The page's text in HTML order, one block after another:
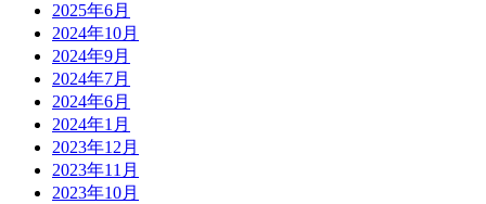
2025年6月
2024年10月
2024年9月
2024年7月
2024年6月
2024年1月
2023年12月
2023年11月
2023年10月